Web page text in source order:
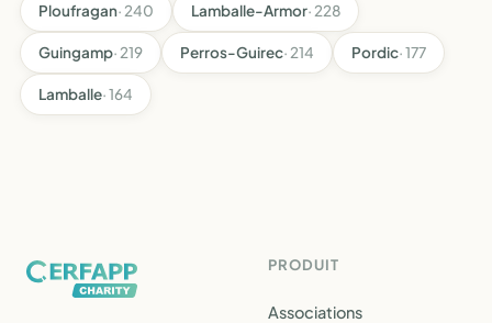
Ploufragan· 240 Lamballe-Armor· 228
Guingamp· 219 Perros-Guirec· 214 Pordic· 177
Lamballe· 164
PRODUIT
Associations